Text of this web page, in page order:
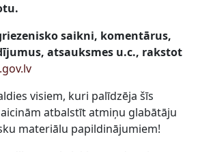
saikni, komentārus,
atsauksmes u.c., rakstot
visiem, kuri palīdzēja šīs
atbalstīt atmiņu glabātāju
materiālu papildinājumiem!